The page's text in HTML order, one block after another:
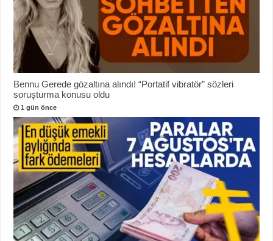
Bennu Gerede gözaltına alındı! “Portatif vibratör” sözleri
soruşturma konusu oldu
1 gün önce